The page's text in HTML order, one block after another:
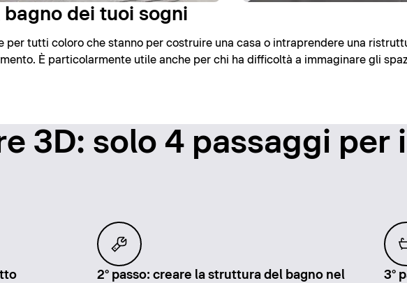
bagno dei tuoi sogni
per tutti coloro che stanno per costruire una casa o intraprendere una
È particolarmente utile anche per chi ha difficoltà a immaginare gli
3D: solo 4 passaggi per
2° passo: creare la struttura del bagno nel
3°